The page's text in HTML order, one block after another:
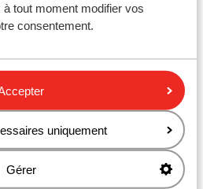
tout moment modifier vos
consentement.
uniquement
Gérer
- Val Thorens